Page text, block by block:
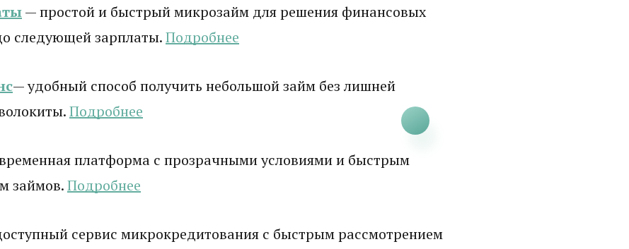
— простой и быстрый микрозайм для решения финансовых
следующей зарплаты.Подробнее
— удобный способ получить небольшой займ без лишней
Подробнее
платформа с прозрачными условиями и быстрым
займов.Подробнее
сервис микрокредитования с быстрым рассмотрением